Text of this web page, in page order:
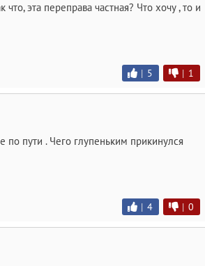
эта переправа частная? Что хочу , то и
| 5 | 1
по пути . Чего глупеньким прикинулся
| 4 | 0